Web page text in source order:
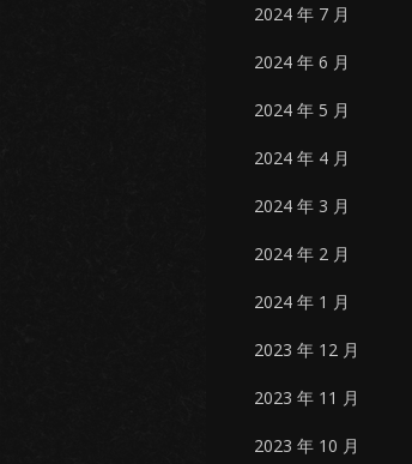
2024 年 7 月
2024 年 6 月
2024 年 5 月
2024 年 4 月
2024 年 3 月
2024 年 2 月
2024 年 1 月
2023 年 12 月
2023 年 11 月
2023 年 10 月